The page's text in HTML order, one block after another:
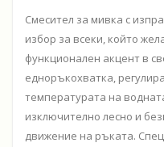
Смесител за мивка с
избор за всеки, който
функционален акцент в
едноръкохватка,
температурата на
изключително лесно и
движение на ръката.